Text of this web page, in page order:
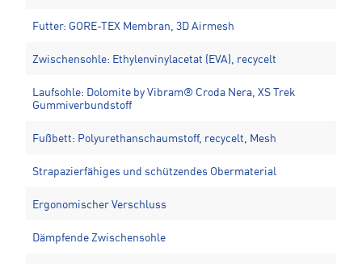
Futter: GORE-TEX Membran, 3D Airmesh
Zwischensohle: Ethylenvinylacetat (EVA), recycelt
Laufsohle: Dolomite by Vibram® Croda Nera, XS Trek
Gummiverbundstoff
Fußbett: Polyurethanschaumstoff, recycelt, Mesh
Strapazierfähiges und schützendes Obermaterial
Ergonomischer Verschluss
Dämpfende Zwischensohle